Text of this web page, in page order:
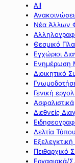
All
Νέα Άλλων
Θεσμικό
Εγχώριοι
Ενημέρωση
Διοικητικό
Γενική
Ασφαλιστικά
Διεθνείς
Δελτία
Εξελεγκτική
Πειθαρχικό
Εργασιακά/